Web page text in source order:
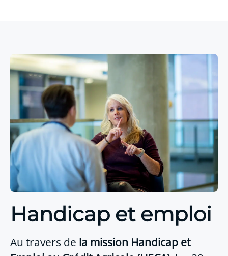
Handicap et emploi
Au travers de la mission Handicap et